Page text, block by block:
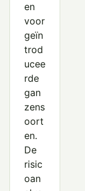
en
voor
geïn
trod
ucee
rde
gan
zens
oort
en.
De
risic
oan